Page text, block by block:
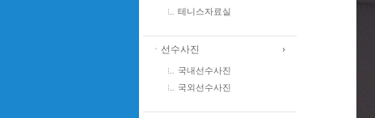
테니스자료실
ㆍ선수사진
국내선수사진
국외선수사진